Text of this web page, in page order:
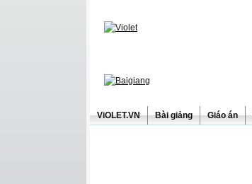
ViOLET.VN Bài giảng Giáo án